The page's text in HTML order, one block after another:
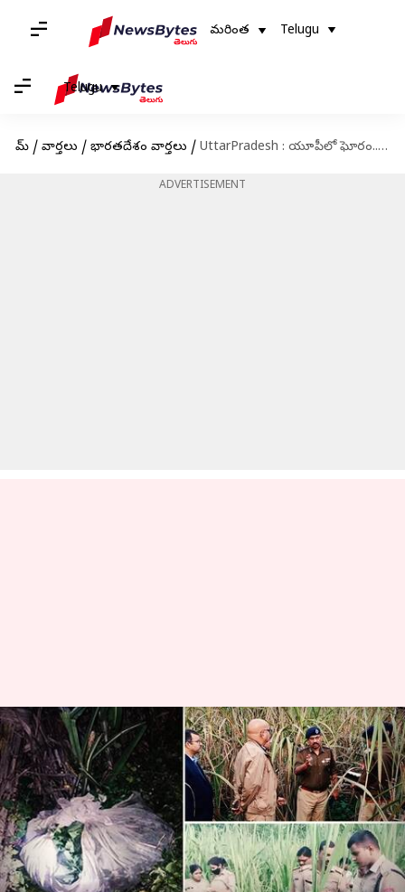
మరింత Telugu
Telugu
హోమ్ / వార్తలు / భారతదేశం వార్తలు / UttarPradesh : యూపీలో ఘోరం.. 6నెలల్లో 9మంది మహిళల వరుస హత్య
ADVERTISEMENT
UttarPradesh : యూపీలో ఘోరం..
6నెలల్లో 9మంది మహిళల వరుస
హత్య
వ్రాసిన వారు TEJAVYAS BESTHA Dec 01, 2023 06:23 pm
ఈ వార్తాకథనం ఏంటి